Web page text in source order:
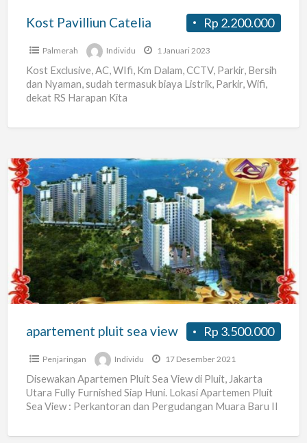
Rp 2.200.000
Kost Pavilliun Catelia
Palmerah Individu 1 Januari 2023
Kost Exclusive, AC, WIfi, Km Dalam, CCTV, Parkir, Bersih
dan Nyaman, sudah termasuk biaya Listrik, Parkir, Wifi,
dekat RS Harapan Kita
apartement
pluit
sea
view
Rp 3.500.000
apartement pluit sea view
Penjaringan Individu 17 Desember 2021
Disewakan Apartemen Pluit Sea View di Pluit, Jakarta
Utara Fully Furnished Siap Huni. Lokasi Apartemen Pluit
Sea View : Perkantoran dan Pergudangan Muara Baru II